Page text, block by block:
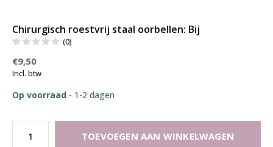
Chirurgisch roestvrij staal oorbellen: Bij
(0)
€9,50
Incl. btw
Op voorraad - 1-2 dagen
TOEVOEGEN AAN WINKELWAGEN